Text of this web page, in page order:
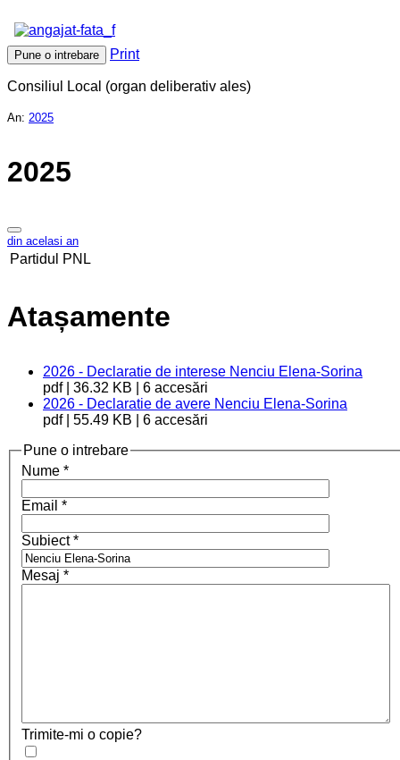
Pune o intrebare Print
Consiliul Local (organ deliberativ ales)
An: 2025
2025
din acelasi an
Partidul PNL
Atașamente
2026 - Declaratie de interese Nenciu Elena-Sorina
pdf | 36.32 KB | 6 accesări
2026 - Declaratie de avere Nenciu Elena-Sorina
pdf | 55.49 KB | 6 accesări
Pune o intrebare
Nume *
Email *
Subiect*
Mesaj *
Trimite-mi o copie?